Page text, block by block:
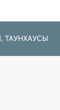
ТАУНХАУСЫ